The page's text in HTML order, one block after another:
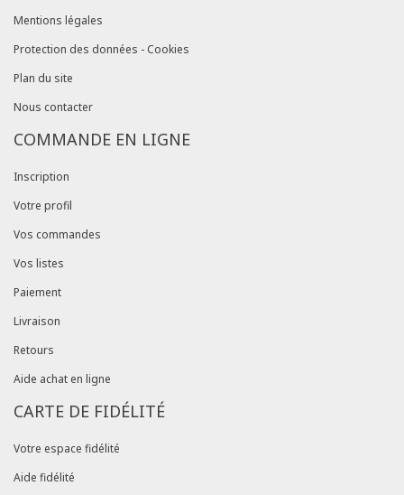
Mentions légales
Protection des données - Cookies
Plan du site
Nous contacter
COMMANDE EN LIGNE
Inscription
Votre profil
Vos commandes
Vos listes
Paiement
Livraison
Retours
Aide achat en ligne
CARTE DE FIDÉLITÉ
Votre espace fidélité
Aide fidélité